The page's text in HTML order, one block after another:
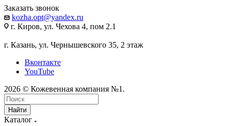
Заказать звонок
kozha.opt@yandex.ru
г. Киров, ул. Чехова 4, пом 2.1
г. Казань, ул. Чернышевского 35, 2 этаж
Вконтакте
YouTube
2026 © Кожевенная компания №1.
Найти
Каталог